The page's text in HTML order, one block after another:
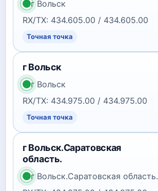
г Вольск
RX/TX: 434.605.00 / 434.605.00
Точная точка
г Вольск
г Вольск
RX/TX: 434.975.00 / 434.975.00
Точная точка
г Вольск.Саратовская
область.
г Вольск.Саратовская область.